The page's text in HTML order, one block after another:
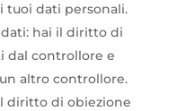
tuoi dati personali.
hai il diritto di
dal controllore e
altro controllore.
diritto di obiezione